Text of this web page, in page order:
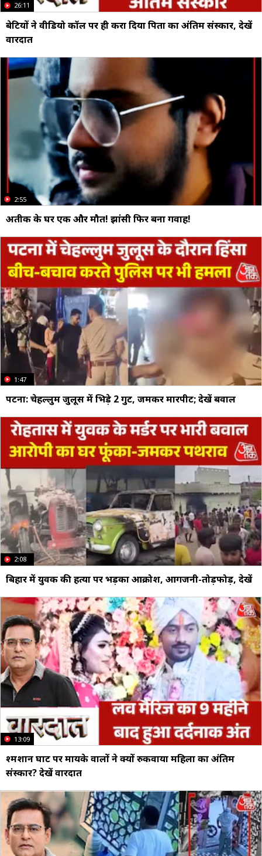
26:11
बेटियों ने वीडियो कॉल पर ही करा दिया पिता का अंतिम संस्कार, देखें
वारदात
2:55
अतीक के घर एक और मौत! झांसी फिर बना गवाह!
1:47
पटना: चेहल्लुम जुलूस में भिड़े 2 गुट, जमकर मारपीट; देखें बवाल
2:08
बिहार में युवक की हत्या पर भड़का आक्रोश, आगजनी-तोड़फोड़, देखें
13:09
श्मशान घाट पर मायके वालों ने क्यों रुकवाया महिला का अंतिम
संस्कार? देखें वारदात